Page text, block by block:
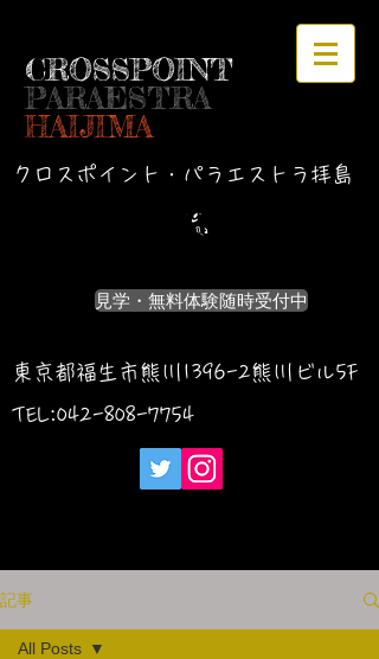
CROSSPOINT
PARAESTRA
HAIJIMA
クロスポイント・パラエストラ拝島
見学・無料体験随時受付中
東京都福生市熊川1396-2熊川ビル5F
TEL:042-808-7754
記事
All Posts